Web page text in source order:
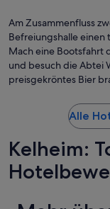
Am Zusammenfluss
Befreiungshalle einen
Mach eine Bootsfahrt
und besuch die Abtei
preisgekröntes Bier
Alle
Kelheim: